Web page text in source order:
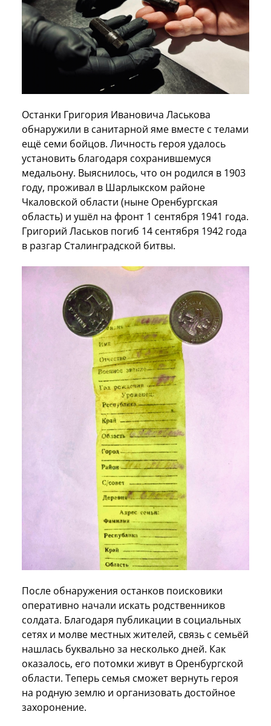
Останки Григория Ивановича Ласькова
обнаружили в санитарной яме вместе с телами
ещё семи бойцов. Личность героя удалось
установить благодаря сохранившемуся
медальону. Выяснилось, что он родился в 1903
году, проживал в Шарлыкском районе
Чкаловской области (ныне Оренбургская
область) и ушёл на фронт 1 сентября 1941 года.
Григорий Ласьков погиб 14 сентября 1942 года
в разгар Сталинградской битвы.
После обнаружения останков поисковики
оперативно начали искать родственников
солдата. Благодаря публикации в социальных
сетях и молве местных жителей, связь с семьёй
нашлась буквально за несколько дней. Как
оказалось, его потомки живут в Оренбургской
области. Теперь семья сможет вернуть героя
на родную землю и организовать достойное
захоронение.